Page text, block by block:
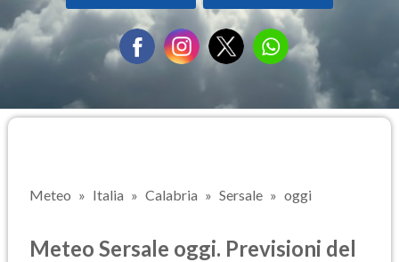
Meteo Italia Calabria Sersale oggi
Meteo Sersale oggi. Previsioni del